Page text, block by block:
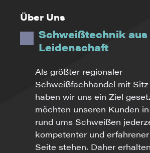
Über Uns
Schweißtechnik aus
Leidenschaft
Als größter regionaler
Schweißfachhandel mit
haben wir uns ein Ziel
möchten unseren Kunden
rund ums Schweißen
kompetenter und
Seite stehen. Daher